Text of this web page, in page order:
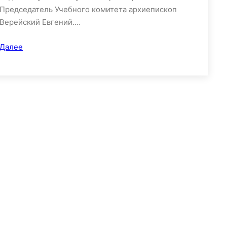
Председатель Учебного комитета архиепископ
Верейский Евгений.…
Далее